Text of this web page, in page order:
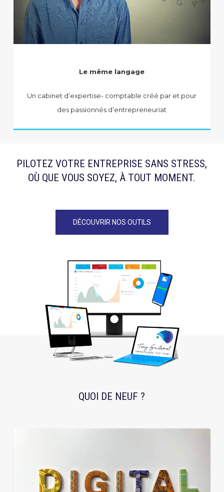
Le même langage
Un cabinet d’expertise- comptable créé par et pour
des passionnés d’entrepreneuriat
PILOTEZ VOTRE ENTREPRISE SANS STRESS,
OÙ QUE VOUS SOYEZ, À TOUT MOMENT.
DÉCOUVRIR NOS OUTILS
QUOI DE NEUF ?